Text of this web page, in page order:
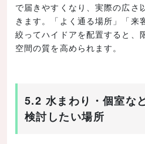
で届きやすくなり、実際の広さ
きます。「よく通る場所」「来
絞ってハイドアを配置すると、
空間の質を高められます。
5.2 水まわり・個室な
検討したい場所